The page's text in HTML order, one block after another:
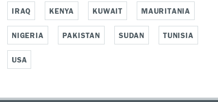
IRAQ KENYA KUWAIT MAURITANIA
NIGERIA PAKISTAN SUDAN TUNISIA
USA